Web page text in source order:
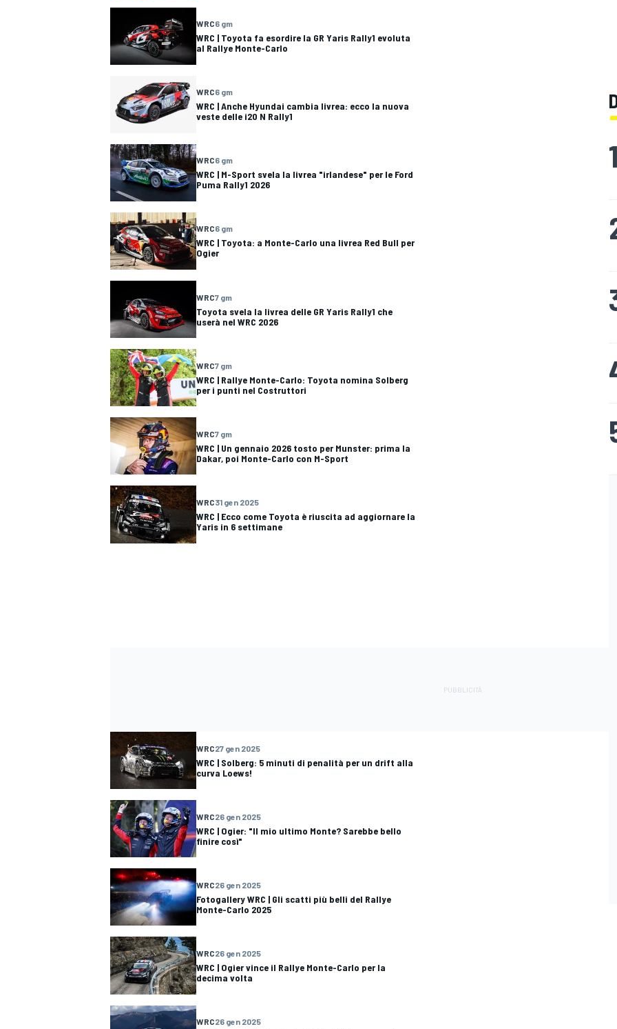
MONOPOSTO
ENDURANCE/GT
WRC6 gm
WRC | Toyota fa esordire la GR Yaris Rally1 evoluta
al Rallye Monte-Carlo
WRC6 gm
WRC | Anche Hyundai cambia livrea: ecco la nuova
veste delle i20 N Rally1
WRC6 gm
WRC | M-Sport svela la livrea "irlandese" per le Ford
Puma Rally1 2026
WRC6 gm
WRC | Toyota: a Monte-Carlo una livrea Red Bull per
Ogier
WRC7 gm
Toyota svela la livrea delle GR Yaris Rally1 che
userà nel WRC 2026
WRC7 gm
WRC | Rallye Monte-Carlo: Toyota nomina Solberg
per i punti nel Costruttori
WRC7 gm
WRC | Un gennaio 2026 tosto per Munster: prima la
Dakar, poi Monte-Carlo con M-Sport
WRC31 gen 2025
WRC | Ecco come Toyota è riuscita ad aggiornare la
Yaris in 6 settimane
1
WRC27 gen 2025
WRC | Solberg: 5 minuti di penalità per un drift alla
curva Loews!
WRC26 gen 2025
WRC | Ogier: "Il mio ultimo Monte? Sarebbe bello
finire così"
WRC26 gen 2025
Fotogallery WRC | Gli scatti più belli del Rallye
Monte-Carlo 2025
WRC26 gen 2025
WRC | Ogier vince il Rallye Monte-Carlo per la
decima volta
WRC26 gen 2025